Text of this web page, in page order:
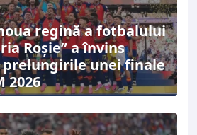
regină a fotbalului
Roșie” a învins
unei finale
2026